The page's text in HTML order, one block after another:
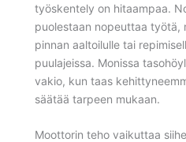
työskentely on hitaampaa.
puolestaan nopeuttaa työtä,
pinnan aaltoilulle tai
puulajeissa. Monissa
vakio, kun taas
säätää tarpeen mukaan.
Moottorin teho vaikuttaa